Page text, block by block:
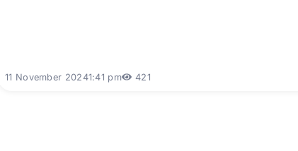
11 November 20241:41 pm 421